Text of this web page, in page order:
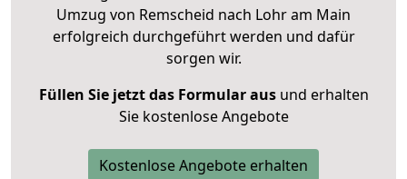
Umzug von Remscheid nach Lohr am Main
erfolgreich durchgeführt werden und dafür
sorgen wir.
Füllen Sie jetzt das Formular ausund erhalten
Sie kostenlose Angebote
Kostenlose Angebote erhalten